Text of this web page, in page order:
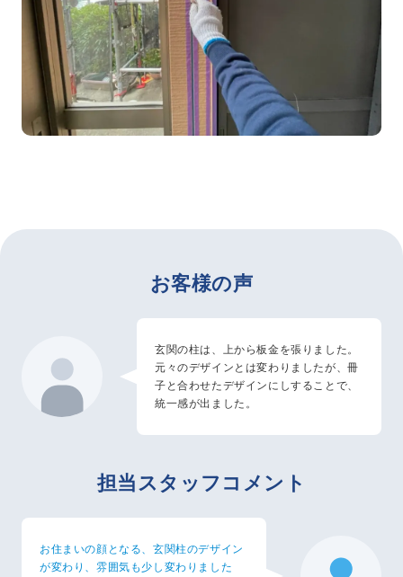
お客様の声
玄関の柱は、上から板金を張りました。
元々のデザインとは変わりましたが、冊
子と合わせたデザインにしすることで、
統一感が出ました。
担当スタッフコメント
お住まいの顔となる、玄関柱のデザイン
が変わり、雰囲気も少し変わりました